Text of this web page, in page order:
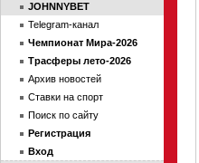
JOHNNYBET
Telegram-канал
Чемпионат Мира-2026
Трасферы лето-2026
Архив новостей
Ставки на спорт
Поиск по сайту
Регистрация
Вход